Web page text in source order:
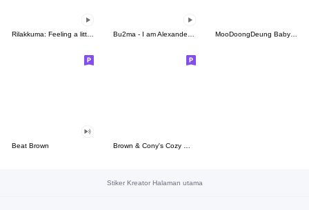
Rilakkuma: Feeling a little mischievous Bu2ma - I am Alexander 02 MooDoongDeung Baby Pygmy hippo [Eng}
Beat Brown
Stiker Kreator Halaman utama